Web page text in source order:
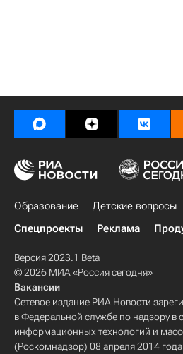
Образование Детские вопросы
Спецпроекты
Реклама
Версия 2023.1 Beta
© 2026 МИА «Россия сегодня»
Вакансии
Сетевое издание РИА Новости
в Федеральной службе по надзору в
информационных технологий и
(Роскомнадзор) 08 апреля 2014 года.